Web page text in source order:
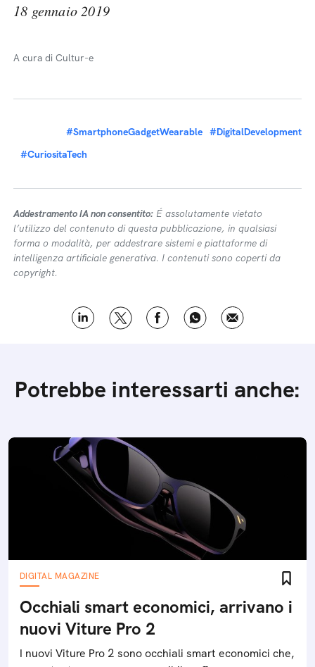
18 gennaio 2019
A cura di Cultur-e
#SmartphoneGadgetWearable #DigitalDevelopment
#CuriositaTech
Addestramento IA non consentito: É assolutamente vietato
l’utilizzo del contenuto di questa pubblicazione, in qualsiasi
forma o modalità, per addestrare sistemi e piattaforme di
intelligenza artificiale generativa. I contenuti sono coperti da
copyright.
Potrebbe interessarti anche:
DIGITAL MAGAZINE
Occhiali smart economici, arrivano i
nuovi Viture Pro 2
I nuovi Viture Pro 2 sono occhiali smart economici che,